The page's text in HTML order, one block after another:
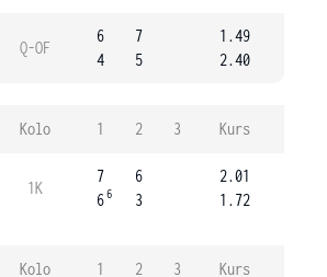
Q-OF
6
4
7
5
1.49
2.40
Kolo 1 2 3 Kurs
1K
7
66
6
3
2.01
1.72
Kolo 1 2 3 Kurs